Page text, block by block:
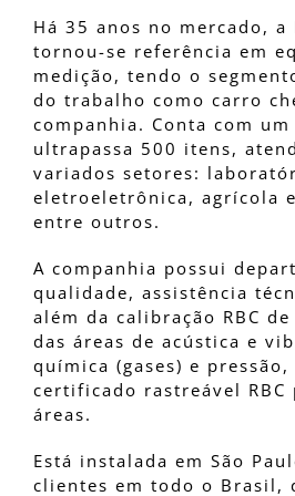
Há 35 anos no mercado, a
tornou-se referência em
medição, tendo o
do trabalho como carro
companhia. Conta com
ultrapassa 500 itens,
variados setores:
eletroeletrônica, agrícola
entre outros.
A companhia possui
qualidade, assistência
além da calibração RBC
das áreas de acústica e
química (gases) e pressão,
certificado rastreável RBC
áreas.
Está instalada em São
clientes em todo o Brasil,